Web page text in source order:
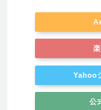
Yahoo
公